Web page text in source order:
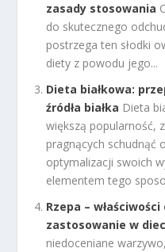
zasady stosowania
do skutecznego
postrzega ten słodki
diety z powodu jego...
Dieta białkowa:
źródła białka Dieta
większą popularność,
pragnących schudnąć
optymalizacji swoich
elementem tego
Rzepa –
zastosowanie w
niedoceniane